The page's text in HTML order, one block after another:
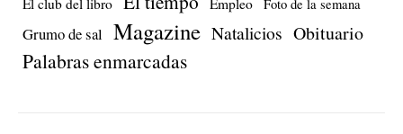
Foto de la semana
Grumo de sal Magazine Natalicios Obituario
Palabras enmarcadas